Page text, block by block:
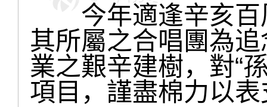
今年適逢辛亥百
其所屬之合唱團為
業之艱辛建樹，對“
項目，謹盡棉力以